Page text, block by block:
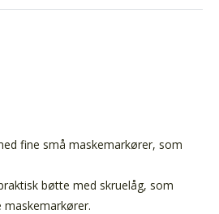
fine små maskemarkører, som
bøtte med skruelåg, som
maskemarkører.